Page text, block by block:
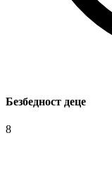
Безбедност деце
8